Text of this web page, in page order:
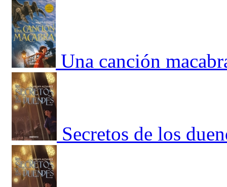
Una canción
Secretos de los